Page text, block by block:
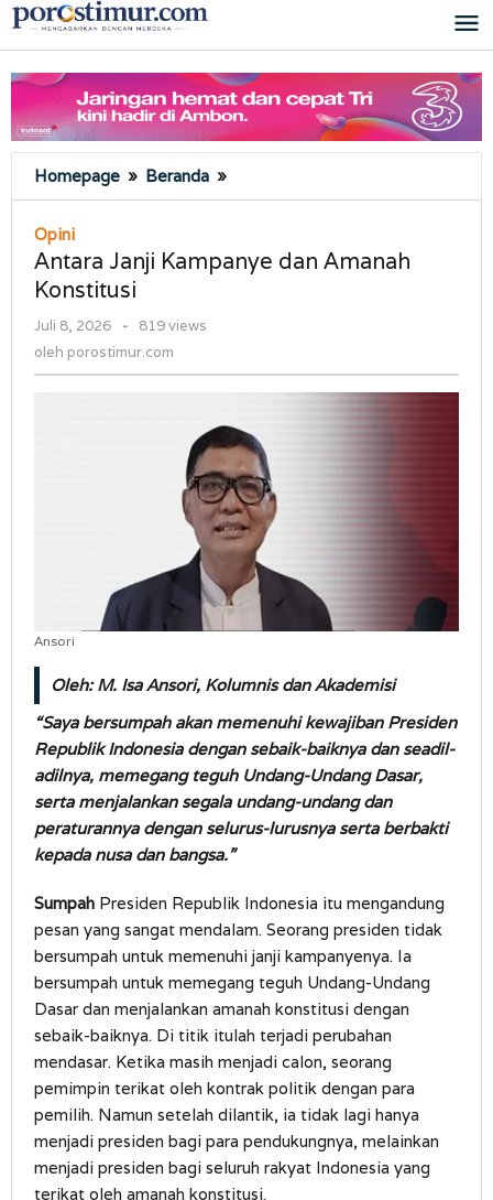
Lewati
ke
Homepage » Beranda »
Janji
Amanah
Opini
Antara Janji Kampanye dan Amanah
Konstitusi
Juli 8, 2026
oleh
-
819 views
oleh porostimur.com
Ansori
Oleh: M. Isa Ansori, Kolumnis dan Akademisi
“Saya bersumpah akan memenuhi kewajiban Presiden
Republik Indonesia dengan sebaik-baiknya dan seadil-
adilnya, memegang teguh Undang-Undang Dasar,
serta menjalankan segala undang-undang dan
peraturannya dengan selurus-lurusnya serta berbakti
kepada nusa dan bangsa.”
Sumpah Presiden Republik Indonesia itu mengandung
pesan yang sangat mendalam. Seorang presiden tidak
bersumpah untuk memenuhi janji kampanyenya. Ia
bersumpah untuk memegang teguh Undang-Undang
Dasar dan menjalankan amanah konstitusi dengan
sebaik-baiknya. Di titik itulah terjadi perubahan
mendasar. Ketika masih menjadi calon, seorang
pemimpin terikat oleh kontrak politik dengan para
pemilih. Namun setelah dilantik, ia tidak lagi hanya
menjadi presiden bagi para pendukungnya, melainkan
menjadi presiden bagi seluruh rakyat Indonesia yang
terikat oleh amanah konstitusi.